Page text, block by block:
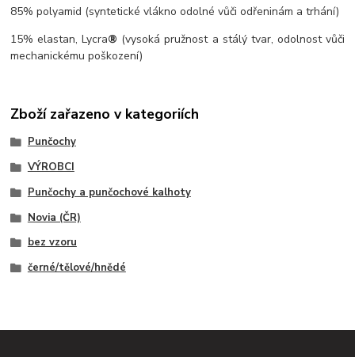
85% polyamid (syntetické vlákno odolné vůči odřeninám a trhání)
15% elastan, Lycra® (vysoká pružnost a stálý tvar, odolnost vůči
mechanickému poškození)
Zboží zařazeno v kategoriích
Punčochy
VÝROBCI
Punčochy a punčochové kalhoty
Novia (ČR)
bez vzoru
černé/tělové/hnědé